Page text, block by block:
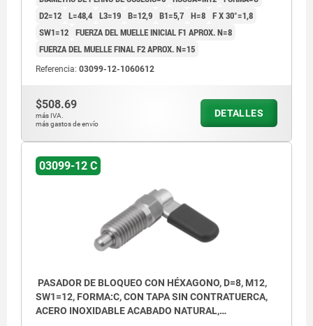
D2=12 L=48,4 L3=19 B=12,9 B1=5,7 H=8 F X 30°=1,8
SW1=12 FUERZA DEL MUELLE INICIAL F1 APROX. N=8
FUERZA DEL MUELLE FINAL F2 APROX. N=15
Referencia: 03099-12-1060612
$508.69
más IVA.
más gastos de envío
DETALLES
03099-12 C
PASADOR DE BLOQUEO CON HÉXAGONO, D=8, M12,
SW1=12, FORMA:C, CON TAPA SIN CONTRATUERCA,
ACERO INOXIDABLE ACABADO NATURAL,